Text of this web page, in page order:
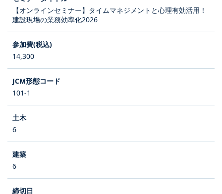
【オンラインセミナー】タイムマネジメントと心理有効活用！
建設現場の業務効率化2026
14,300
101-1
6
6